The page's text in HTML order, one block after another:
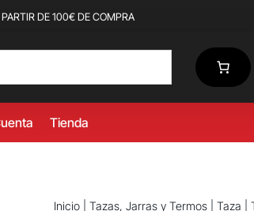
DE 100€ DE COMPRA
Tienda
Inicio| Tazas, Jarras y Termos| Taza |